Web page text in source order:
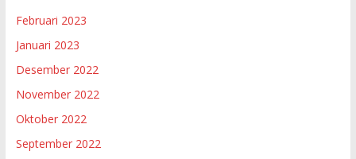
Februari 2023
Januari 2023
Desember 2022
November 2022
Oktober 2022
September 2022